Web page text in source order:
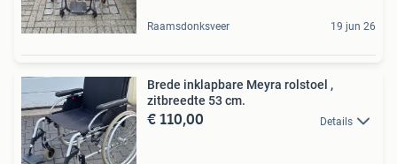
Raamsdonksveer 19 jun 26
Brede inklapbare Meyra rolstoel ,
zitbreedte 53 cm.
€ 110,00 Details